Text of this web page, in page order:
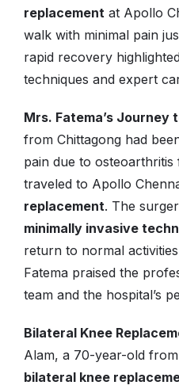
replacement at Apollo
walk with minimal pain
rapid recovery
techniques and expert
Mrs. Fatema’s Journey
from Chittagong had
pain due to
traveled to Apollo
replacement. The
minimally invasive
return to normal
Fatema praised the
team and the hospital’s
Bilateral Knee
Alam, a 70-year-old
bilateral knee